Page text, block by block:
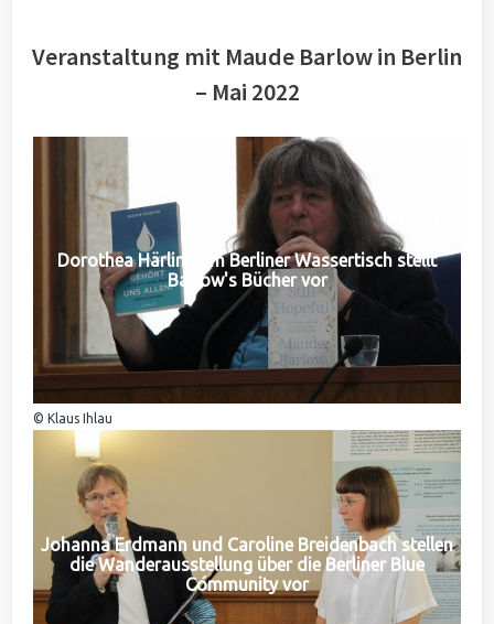
Veranstaltung mit Maude Barlow in Berlin
– Mai 2022
Dorothea Härlin vom Berliner Wassertisch stellt
Barlow's Bücher vor
© Klaus Ihlau
Johanna Erdmann und Caroline Breidenbach stellen
die Wanderausstellung über die Berliner Blue
Community vor